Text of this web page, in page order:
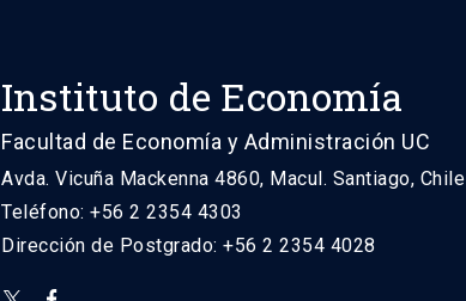
Instituto de Economía
Facultad de Economía y Administración UC
Avda. Vicuña Mackenna 4860, Macul. Santiago, Chile
Teléfono: +56 2 2354 4303
Dirección de Postgrado: +56 2 2354 4028